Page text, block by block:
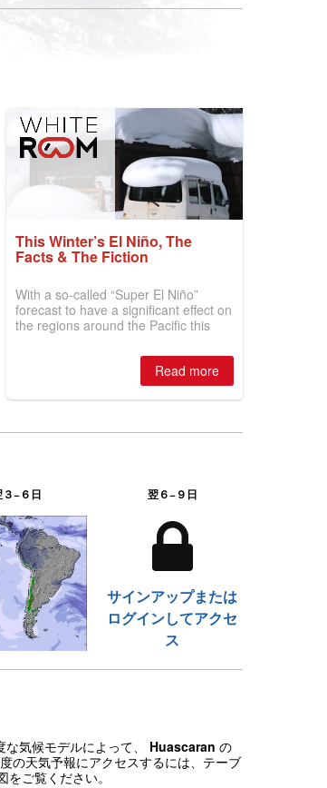
This Winter’s El Niño, The
Facts & The Fiction
With a so-called “Super El Niño”
forecast to have a significant effect on
the regions around the Pacific this
is simple: book now or wait, and
where are the best odds?Read more
３−６日 翌６−９日
サインアップまたは
ログインしてアクセ
ス
気候モデルによって、 Huascaran の
の天気予報にアクセスするには、テーブ
をご覧ください。